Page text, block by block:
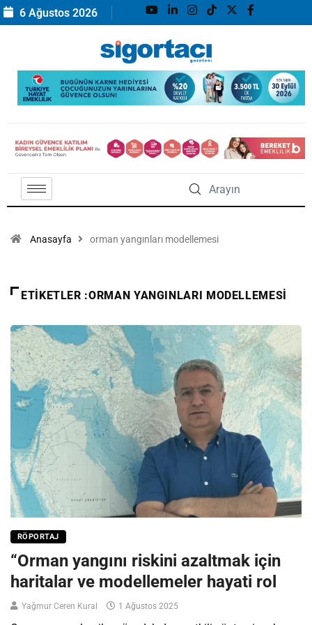
6 Ağustos 2026
Anasayfa orman yangınları modellemesi
ETIKETLER :ORMAN YANGINLARI MODELLEMESI
RÖPORTAJ
“Orman yangını riskini azaltmak için
haritalar ve modellemeler hayati rol
Yağmur Ceren Kural 1 Ağustos 2025